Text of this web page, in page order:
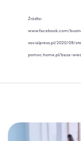
Źródło:
www.facebook.com/
socialpress.pl/2020/09/
pomoc.home.pl/baza-